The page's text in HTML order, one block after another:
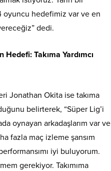
oyuncu hedefimiz var ve en
dedi.
Takıma Yardımcı
Jonathan Okita ise takıma
belirterek, “Süper Lig’i
oynayan arkadaşlarım var ve
fazla maç izleme şansım
iyi buluyorum.
gerekiyor. Takımıma